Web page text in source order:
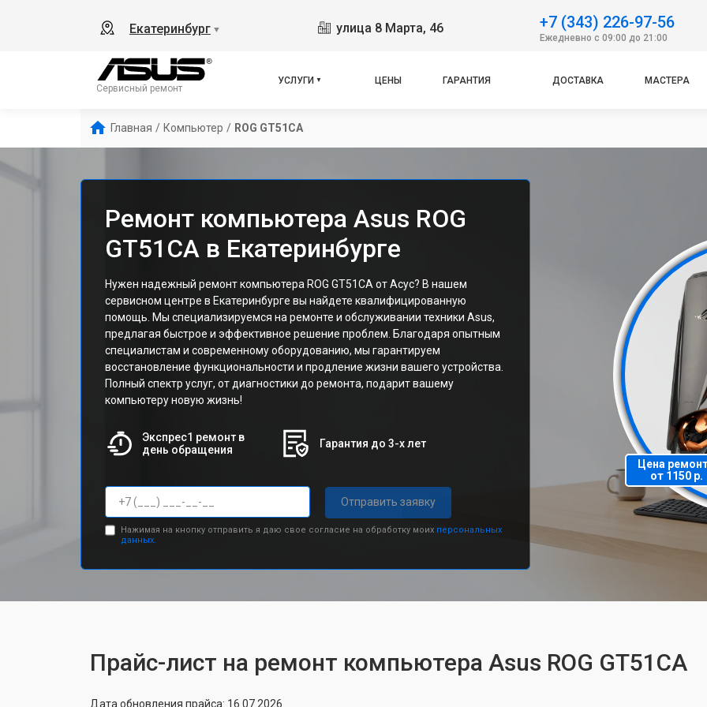
Екатеринбург ▼ улица 8 Марта, 46 +7 (343) 226-97-56
Ежедневно с 09:00 до 21:00
Сервисный ремонт
УСЛУГИ ЦЕНЫ ГАРАНТИЯ ДОСТАВКА МАСТЕРА
Главная / Компьютер / ROG GT51CA
Ремонт компьютера Asus ROG
GT51CA в Екатеринбурге
Нужен надежный ремонт компьютера ROG GT51CA от Асус? В нашем
сервисном центре в Екатеринбурге вы найдете квалифицированную
помощь. Мы специализируемся на ремонте и обслуживании техники Asus,
предлагая быстрое и эффективное решение проблем. Благодаря опытным
специалистам и современному оборудованию, мы гарантируем
восстановление функциональности и продление жизни вашего устройства.
Полный спектр услуг, от диагностики до ремонта, подарит вашему
компьютеру новую жизнь!
Экспрес1 ремонт в
день обращения
Гарантия до 3-х лет
Отправить заявку
Нажимая на кнопку отправить я даю свое согласие на обработку моих персональных
данных.
Цена
от 1150 р.
Прайс-лист на ремонт компьютера Asus ROG GT51CA
Дата обновления прайса: 16.07.2026